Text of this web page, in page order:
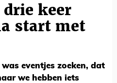
keer
start met
eventjes zoeken, dat
we hebben iets